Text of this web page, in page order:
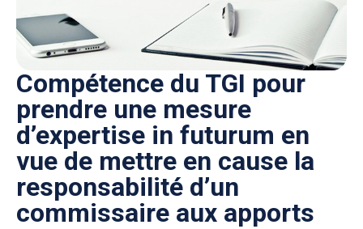
Compétence du TGI pour
prendre une mesure
d’expertise in futurum en
vue de mettre en cause la
responsabilité d’un
commissaire aux apports